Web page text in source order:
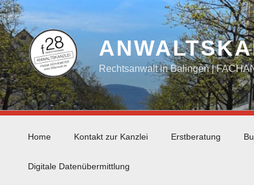
Zum
Inhalt
springen
Rechtsanwalt in Balingen |
Home Kontakt zur Kanzlei Erstberatung
Digitale Datenübermittlung